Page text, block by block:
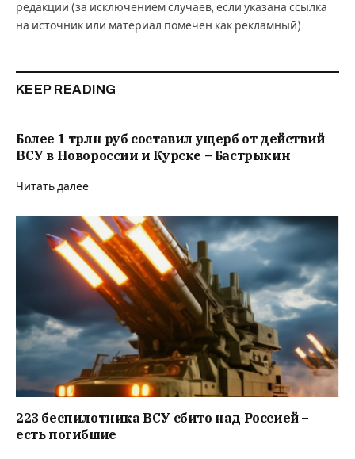
редакции (за исключением случаев, если указана ссылка
на источник или материал помечен как рекламный).
KEEP READING
Более 1 трлн руб составил ущерб от действий
ВСУ в Новороссии и Курске – Бастрыкин
Читать далее
223 беспилотника ВСУ сбито над Россией –
есть погибшие